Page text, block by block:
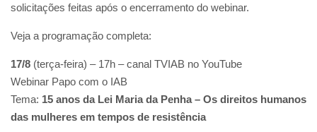
solicitações feitas após o encerramento do webinar.
Veja a programação completa:
17/8 (terça-feira) – 17h – canal TVIAB no YouTube
Webinar Papo com o IAB
Tema: 15 anos da Lei Maria da Penha – Os direitos humanos
das mulheres em tempos de resistência